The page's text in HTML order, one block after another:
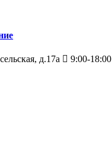
д.17а 9:00-18:00